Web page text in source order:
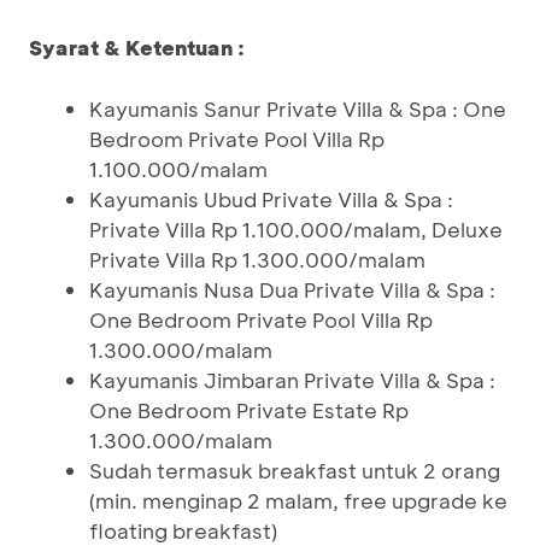
Syarat & Ketentuan :
Kayumanis Sanur Private Villa & Spa : One
Bedroom Private Pool Villa Rp
1.100.000/malam
Kayumanis Ubud Private Villa & Spa :
Private Villa Rp 1.100.000/malam, Deluxe
Private Villa Rp 1.300.000/malam
Kayumanis Nusa Dua Private Villa & Spa :
One Bedroom Private Pool Villa Rp
1.300.000/malam
Kayumanis Jimbaran Private Villa & Spa :
One Bedroom Private Estate Rp
1.300.000/malam
Sudah termasuk breakfast untuk 2 orang
(min. menginap 2 malam, free upgrade ke
floating breakfast)